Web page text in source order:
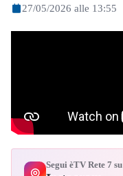
27/05/2026 alle 13:55
◎
Segui èTV Rete 7 su